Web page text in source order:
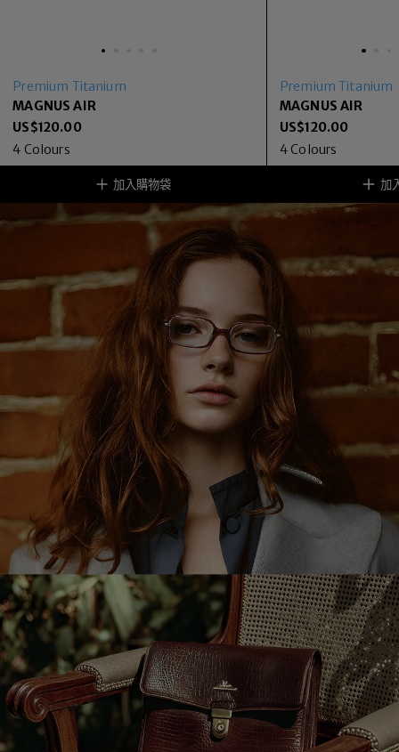
Premium Titanium
MAGNUS AIR
US$120.00
4 Colours
加入購物袋
Premium Titanium
MAGNUS AIR
US$120.00
4 Colours
加